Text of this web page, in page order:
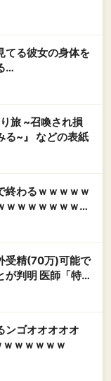
てる彼女の身体を
旅 ~召喚され損
る~』 などの表紙
終わるｗｗｗｗｗ
ｗｗｗｗｗｗｗｗ
受精(70万)可能で
が判明 医師「特
ンゴオオオオオ
ｗｗｗｗｗ